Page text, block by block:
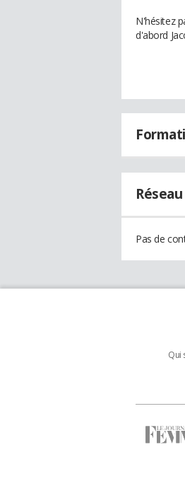
N'hésitez
d'abord
Réseau
Pas de
Qui